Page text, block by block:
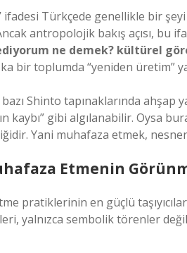
ifadesi Türkçede genellikle bir
antropolojik bakış açısı,
ne demek? kültürel
bir toplumda “yeniden üretim”
Shinto tapınaklarında
kaybı” gibi algılanabilir. Oysa
Yani muhafaza etmek,
Etmenin
pratiklerinin en güçlü
yalnızca sembolik törenler